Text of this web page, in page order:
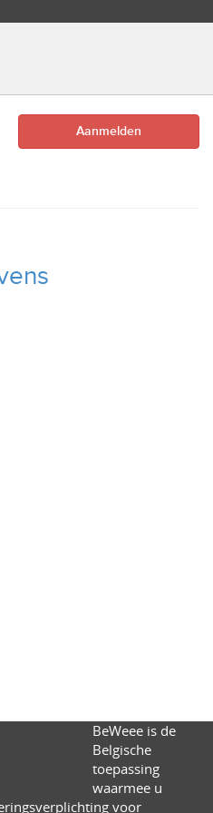
Aanmelden
BeWeee is de
Belgische
toepassing
waarmee u
voor